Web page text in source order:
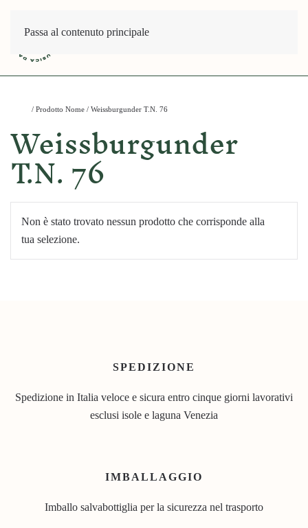
Passa al contenuto principale
/ Prodotto Nome / Weissburgunder T.N. 76
Weissburgunder
T.N. 76
Non è stato trovato nessun prodotto che corrisponde alla
tua selezione.
SPEDIZIONE
Spedizione in Italia veloce e sicura entro cinque giorni lavorativi
esclusi isole e laguna Venezia
IMBALLAGGIO
Imballo salvabottiglia per la sicurezza nel trasporto